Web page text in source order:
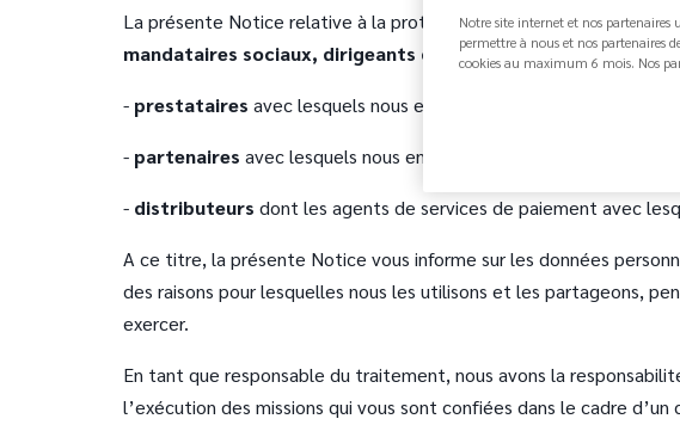
La présente Notice relative à la protection des données
mandataires sociaux, dirigeants de
- prestataires avec lesquels nous envisageons de conclure ou
- partenaires avec lesquels nous envisageons de conclure ou
- distributeurs dont les agents de services de paiement avec
A ce titre, la présente Notice vous informe sur les données
des raisons pour lesquelles nous les utilisons et les partageons,
exercer.
En tant que responsable du traitement, nous avons la
l’exécution des missions qui vous sont confiées dans le cadre
Notre site internet et nos partenaires
permettre à nous et nos partenaires
cookies au maximum 6 mois. Nos